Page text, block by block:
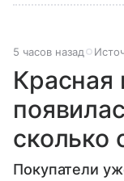
5 часов назад
Красная
сколько
Покупатели